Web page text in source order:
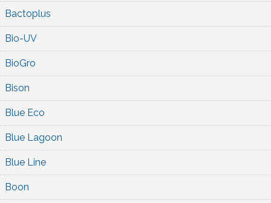
Bactoplus
Bio-UV
BioGro
Bison
Blue Eco
Blue Lagoon
Blue Line
Boon